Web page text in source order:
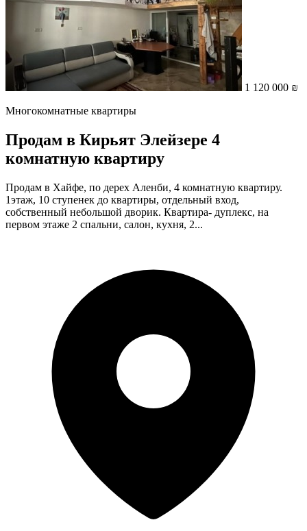
1 120 000 ₪
Многокомнатные квартиры
Продам в Кирьят Элейзере 4
комнатную квартиру
Продам в Хайфе, по дерех Аленби, 4 комнатную квартиру.
1этаж, 10 ступенек до квартиры, отдельный вход,
собственный небольшой дворик. Квартира- дуплекс, на
первом этаже 2 спальни, салон, кухня, 2...